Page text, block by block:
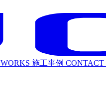
WORKS 施工事例 CONTACT